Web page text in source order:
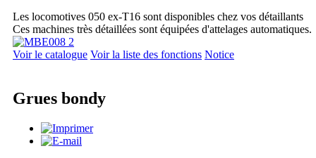
Les locomotives 050 ex-T16 sont disponibles chez vos détaillants
Ces machines très détaillées sont équipées d'attelages automatiques.
Voir le catalogue Voir la liste des fonctions Notice
Grues bondy